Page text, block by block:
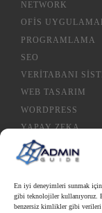
En iyi deneyimleri sunmak
gibi teknolojiler kullanıyoruz.
benzersiz kimlikler gibi verileri
NETWORK
OFIS
PROGRAMLAMA
SEO
VERITABANI
WEB TASARIM
WORDPRESS
YAPAY ZEKA
Çerez Politikası